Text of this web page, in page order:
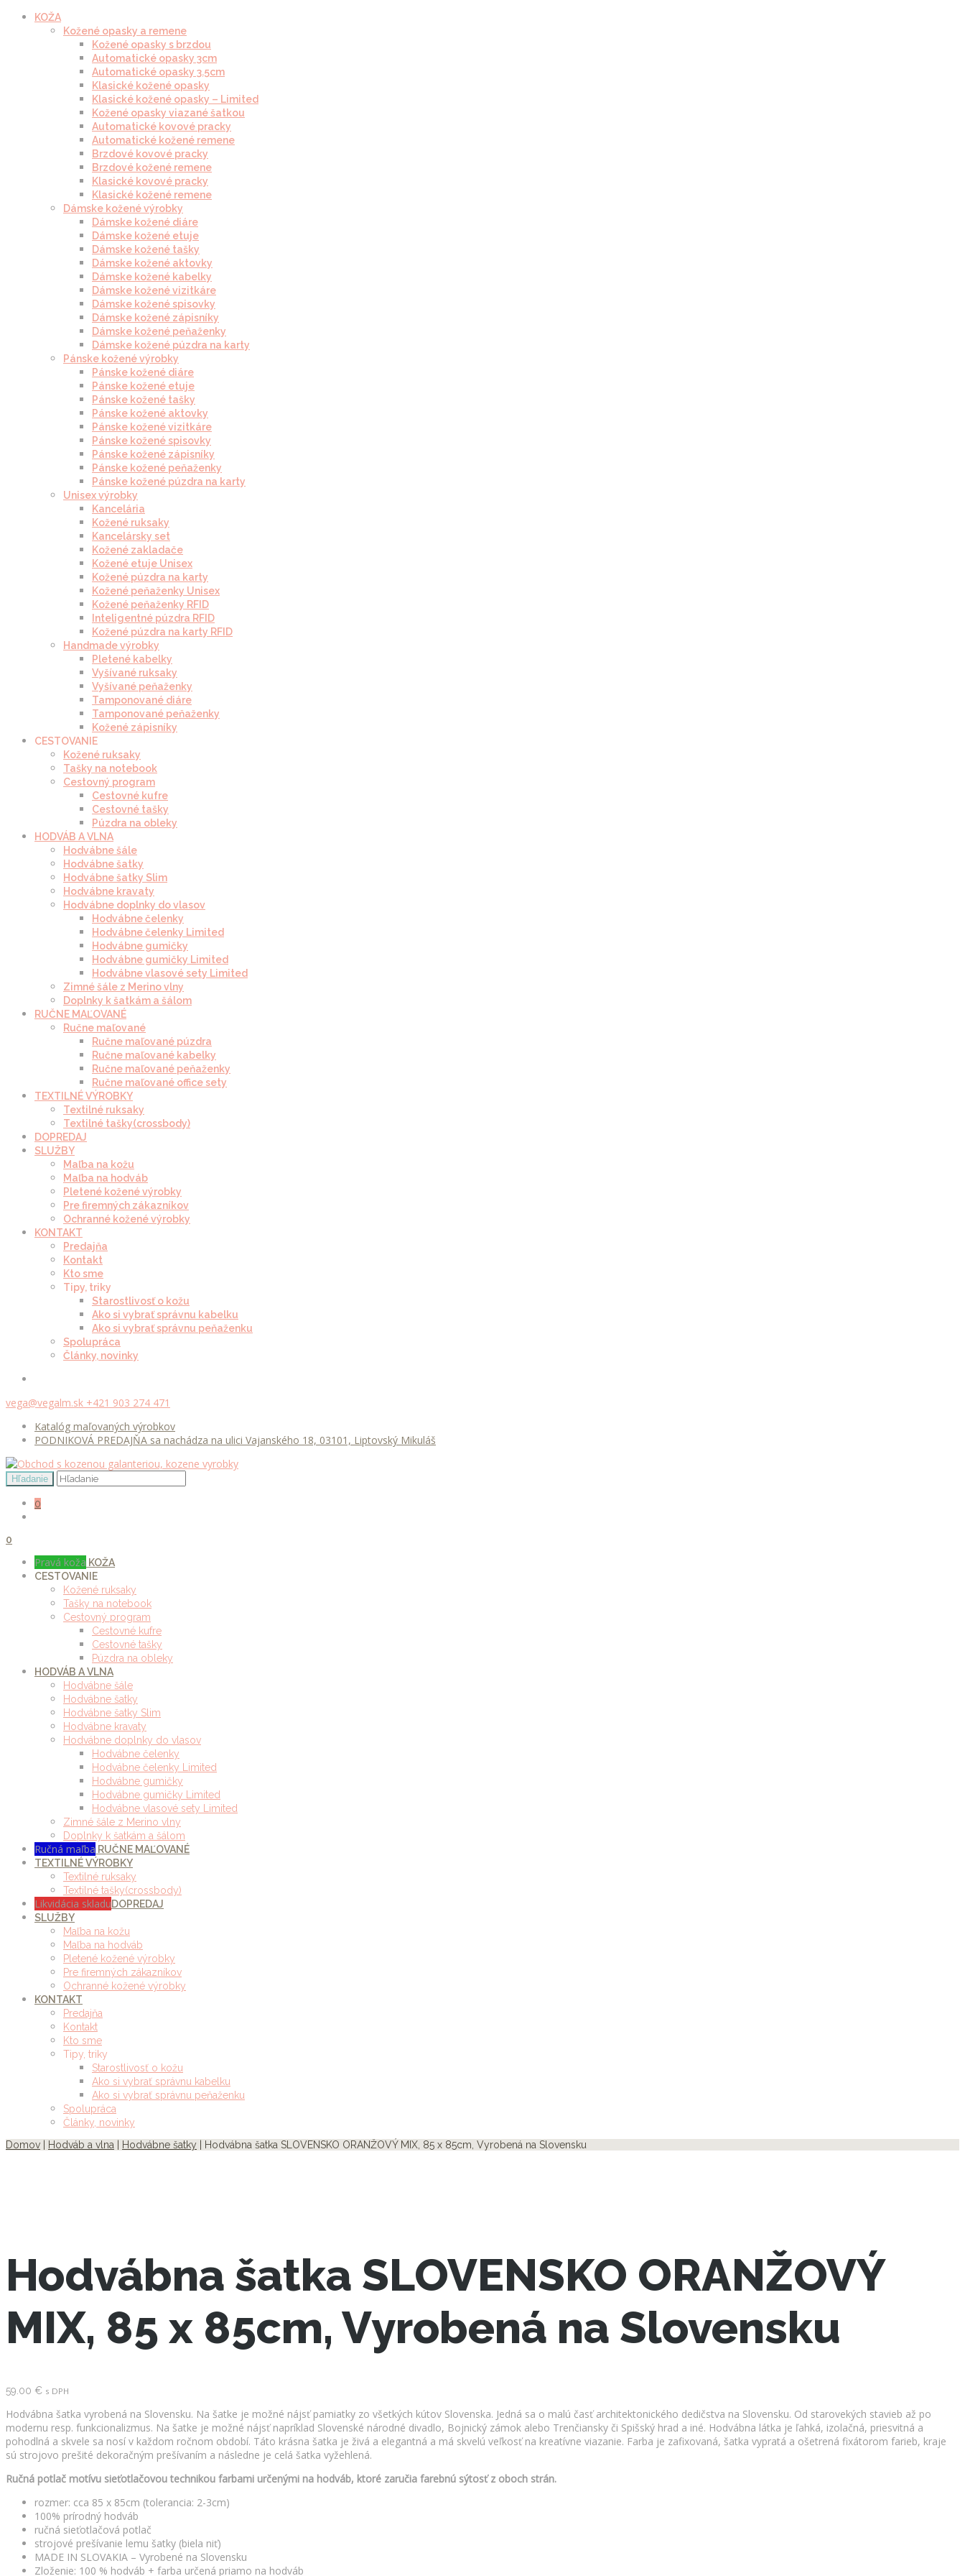
KOŽA
Kožené opasky a remene
Kožené opasky s brzdou
Automatické opasky 3cm
Automatické opasky 3.5cm
Klasické kožené opasky
Klasické kožené opasky – Limited
Kožené opasky viazané šatkou
Automatické kovové pracky
Automatické kožené remene
Brzdové kovové pracky
Brzdové kožené remene
Klasické kovové pracky
Klasické kožené remene
Dámske kožené výrobky
Dámske kožené diáre
Dámske kožené etuje
Dámske kožené tašky
Dámske kožené aktovky
Dámske kožené kabelky
Dámske kožené vizitkáre
Dámske kožené spisovky
Dámske kožené zápisníky
Dámske kožené peňaženky
Dámske kožené púzdra na karty
Pánske kožené výrobky
Pánske kožené diáre
Pánske kožené etuje
Pánske kožené tašky
Pánske kožené aktovky
Pánske kožené vizitkáre
Pánske kožené spisovky
Pánske kožené zápisníky
Pánske kožené peňaženky
Pánske kožené púzdra na karty
Unisex výrobky
Kancelária
Kožené ruksaky
Kancelársky set
Kožené zakladače
Kožené etuje Unisex
Kožené púzdra na karty
Kožené peňaženky Unisex
Kožené peňaženky RFID
Inteligentné púzdra RFID
Kožené púzdra na karty RFID
Handmade výrobky
Pletené kabelky
Vyšívané ruksaky
Vyšívané peňaženky
Tamponované diáre
Tamponované peňaženky
Kožené zápisníky
CESTOVANIE
Kožené ruksaky
Tašky na notebook
Cestovný program
Cestovné kufre
Cestovné tašky
Púzdra na obleky
HODVÁB A VLNA
Hodvábne šále
Hodvábne šatky
Hodvábne šatky Slim
Hodvábne kravaty
Hodvábne doplnky do vlasov
Hodvábne čelenky
Hodvábne čelenky Limited
Hodvábne gumičky
Hodvábne gumičky Limited
Hodvábne vlasové sety Limited
Zimné šále z Merino vlny
Doplnky k šatkám a šálom
RUČNE MAĽOVANÉ
Ručne maľované
Ručne maľované púzdra
Ručne maľované kabelky
Ručne maľované peňaženky
Ručne maľované office sety
TEXTILNÉ VÝROBKY
Textilné ruksaky
Textilné tašky(crossbody)
DOPREDAJ
SLUŽBY
Maľba na kožu
Maľba na hodváb
Pletené kožené výrobky
Pre firemných zákazníkov
Ochranné kožené výrobky
KONTAKT
Predajňa
Kontakt
Kto sme
Tipy, triky
Starostlivosť o kožu
Ako si vybrať správnu kabelku
Ako si vybrať správnu peňaženku
Spolupráca
Články, novinky
vega@vegalm.sk +421 903 274 471
Katalóg maľovaných výrobkov
PODNIKOVÁ PREDAJŇA sa nachádza na ulici Vajanského 18, 03101, Liptovský Mikuláš
0
0
Pravá koža KOŽA
CESTOVANIE
Kožené ruksaky
Tašky na notebook
Cestovný program
Cestovné kufre
Cestovné tašky
Púzdra na obleky
HODVÁB A VLNA
Hodvábne šále
Hodvábne šatky
Hodvábne šatky Slim
Hodvábne kravaty
Hodvábne doplnky do vlasov
Hodvábne čelenky
Hodvábne čelenky Limited
Hodvábne gumičky
Hodvábne gumičky Limited
Hodvábne vlasové sety Limited
Zimné šále z Merino vlny
Doplnky k šatkám a šálom
Ručná maľba RUČNE MAĽOVANÉ
TEXTILNÉ VÝROBKY
Textilné ruksaky
Textilné tašky(crossbody)
Likvidácia skladuDOPREDAJ
SLUŽBY
Maľba na kožu
Maľba na hodváb
Pletené kožené výrobky
Pre firemných zákazníkov
Ochranné kožené výrobky
KONTAKT
Predajňa
Kontakt
Kto sme
Tipy, triky
Starostlivosť o kožu
Ako si vybrať správnu kabelku
Ako si vybrať správnu peňaženku
Spolupráca
Články, novinky
Domov
Hodváb a vlna Hodvábne šatky | Hodvábna šatka SLOVENSKO ORANŽOVÝ MIX, 85 x 85cm, Vyrobená na Slovensku
Hodvábna šatka SLOVENSKO ORANŽOVÝ
MIX, 85 x 85cm, Vyrobená na Slovensku
59.00 € s DPH
Hodvábna šatka vyrobená na Slovensku. Na šatke je možné nájsť pamiatky zo všetkých kútov Slovenska. Jedná sa o malú časť architektonického dedičstva na Slovensku. Od starovekých stavieb až po
modernu resp. funkcionalizmus. Na šatke je možné nájsť napríklad Slovenské národné divadlo, Bojnický zámok alebo Trenčiansky či Spišský hrad a iné. Hodvábna látka je ľahká, izolačná, priesvitná a
pohodlná a skvele sa nosí v každom ročnom období. Táto krásna šatka je živá a elegantná a má skvelú veľkosť na kreatívne viazanie. Farba je zafixovaná, šatka vypratá a ošetrená fixátorom farieb, kraje
sú strojovo prešité dekoračným prešívaním a následne je celá šatka vyžehlená.
Ručná potlač motívu sieťotlačovou technikou farbami určenými na hodváb, ktoré zaručia farebnú sýtosť z oboch strán.
rozmer: cca 85 x 85cm (tolerancia: 2-3cm)
100% prírodný hodváb
ručná sieťotlačová potlač
strojové prešívanie lemu šatky (biela niť)
MADE IN SLOVAKIA – Vyrobené na Slovensku
Zloženie: 100 % hodváb + farba určená priamo na hodváb